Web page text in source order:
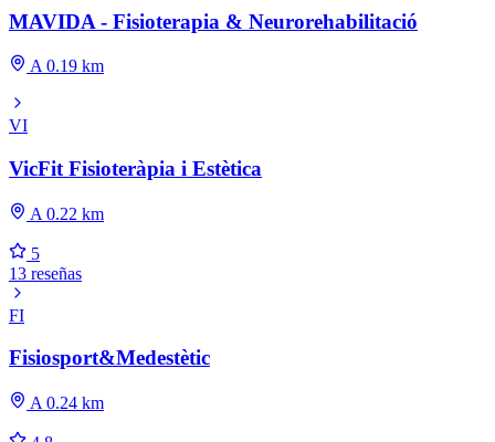
MAVIDA - Fisioterapia & Neurorehabilitació
A 0.19 km
VI
VicFit Fisioteràpia i Estètica
A 0.22 km
5
13 reseñas
FI
Fisiosport&Medestètic
A 0.24 km